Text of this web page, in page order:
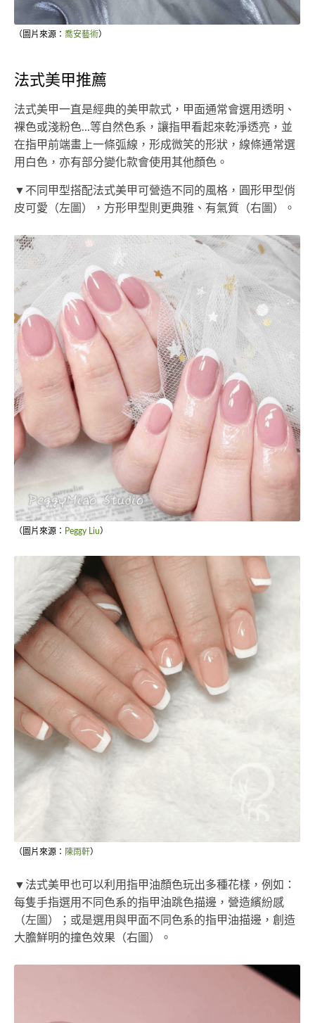
（圖片來源： 喬安藝術）
法式美甲推薦
法式美甲一直是經典的美甲款式，甲面通常會選用透明、
裸色或淺粉色...等自然色系，讓指甲看起來乾淨透亮，並
在指甲前端畫上一條弧線，形成微笑的形狀，線條通常選
用白色，亦有部分變化款會使用其他顏色。
▼不同甲型搭配法式美甲可營造不同的風格，圓形甲型俏
皮可愛（左圖），方形甲型則更典雅、有氣質（右圖）。
（圖片來源： Peggy Liu）
（圖片來源： 陳雨軒）
▼法式美甲也可以利用指甲油顏色玩出多種花樣，例如：
每隻手指選用不同色系的指甲油跳色描邊，營造繽紛感
（左圖）；或是選用與甲面不同色系的指甲油描邊，創造
大膽鮮明的撞色效果（右圖）。